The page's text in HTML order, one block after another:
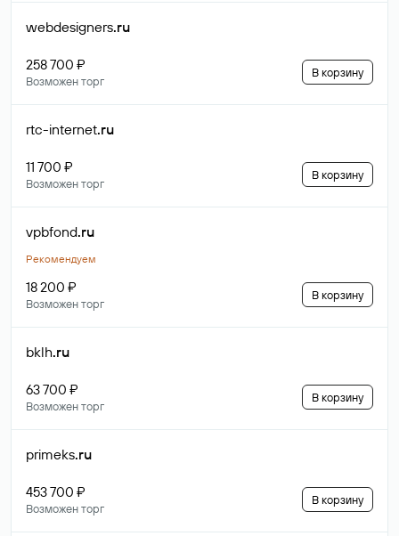
webdesigners.ru
258 700 ₽
Возможен торг
В корзину
rtc-internet.ru
11 700 ₽
Возможен торг
В корзину
vpbfond.ru
Рекомендуем
18 200 ₽
Возможен торг
В корзину
bklh.ru
63 700 ₽
Возможен торг
В корзину
primeks.ru
453 700 ₽
Возможен торг
В корзину